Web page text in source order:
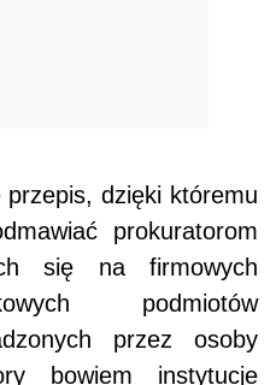
przepis, dzięki któremu
prokuratorom
się na firmowych
podmiotów
przez osoby
bowiem instytucje